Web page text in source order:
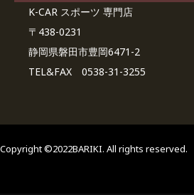
K-CAR スポーツ 専門店
〒438-0231
静岡県磐田市豊岡6471-2
TEL&FAX 0538-31-3255
Copyright ©2022BARIKI. All rights reserved.